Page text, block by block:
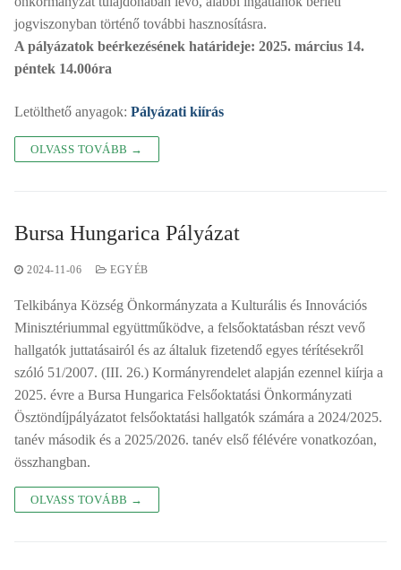
jogviszonyban történő további hasznosításra.
A pályázatok beérkezésének határideje: 2025. március 14.
péntek 14.00óra
Letölthető anyagok: Pályázati kiírás
OLVASS TOVÁBB →
Bursa Hungarica Pályázat
2024-11-06 EGYÉB
Telkibánya Község Önkormányzata a Kulturális és Innovációs
Minisztériummal együttműködve, a felsőoktatásban részt vevő
hallgatók juttatásairól és az általuk fizetendő egyes térítésekről
szóló 51/2007. (III. 26.) Kormányrendelet alapján ezennel kiírja a
2025. évre a Bursa Hungarica Felsőoktatási Önkormányzati
Ösztöndíjpályázatot felsőoktatási hallgatók számára a 2024/2025.
tanév második és a 2025/2026. tanév első félévére vonatkozóan,
összhangban.
OLVASS TOVÁBB →